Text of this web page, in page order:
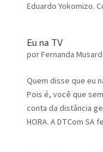
Eduardo Yokomizo.
Eu na TV
porFernanda
Quem disse que eu
Pois é, você que
conta da distância
HORA. A DTCom SA